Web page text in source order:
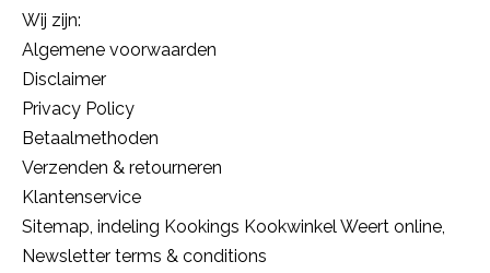
Wij zijn:
Algemene voorwaarden
Disclaimer
Privacy Policy
Betaalmethoden
Verzenden & retourneren
Klantenservice
Sitemap, indeling Kookings Kookwinkel Weert online,
Newsletter terms & conditions